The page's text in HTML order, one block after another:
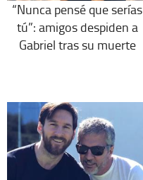
“Nunca pensé que serías
tú”: amigos despiden a
Gabriel tras su muerte